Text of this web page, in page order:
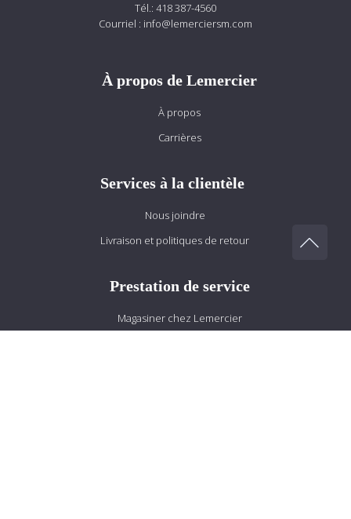
Tél.: 418 387-4560
Courriel : info@lemerciersm.com
À propos de Lemercier
À propos
Carrières
Services à la clientèle
Nous joindre
Livraison et politiques de retour
Prestation de service
Magasiner chez Lemercier